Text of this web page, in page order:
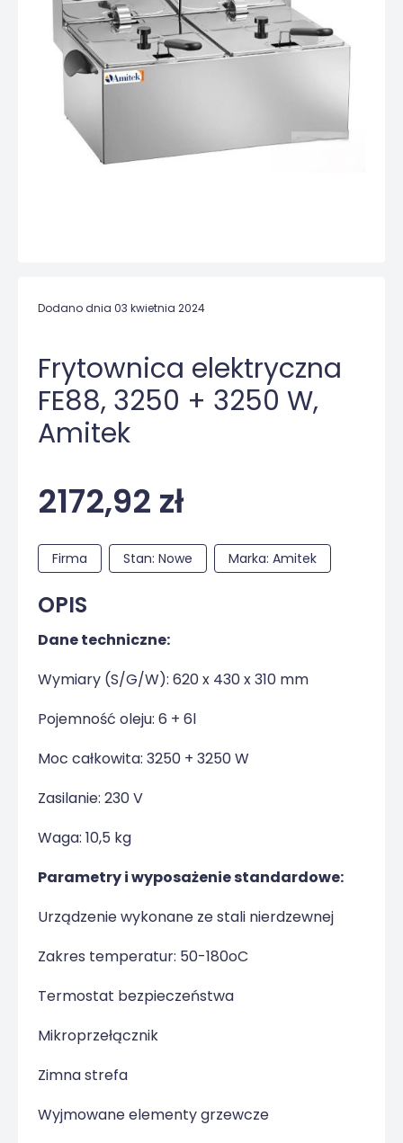
Dodano dnia 03 kwietnia 2024
Frytownica elektryczna
FE88, 3250 + 3250 W,
Amitek
2172,92 zł
Firma Stan: Nowe Marka: Amitek
OPIS
Dane techniczne:
Wymiary (S/G/W): 620 x 430 x 310 mm
Pojemność oleju: 6 + 6l
Moc całkowita: 3250 + 3250 W
Zasilanie: 230 V
Waga: 10,5 kg
Parametry i wyposażenie standardowe:
Urządzenie wykonane ze stali nierdzewnej
Zakres temperatur: 50-180oC
Termostat bezpieczeństwa
Mikroprzełącznik
Zimna strefa
Wyjmowane elementy grzewcze